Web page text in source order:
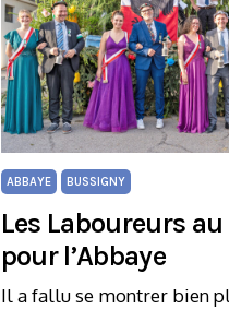
ABBAYE BUSSIGNY
Les Laboureurs
pour l’Abbaye
Il a fallu se montrer bien